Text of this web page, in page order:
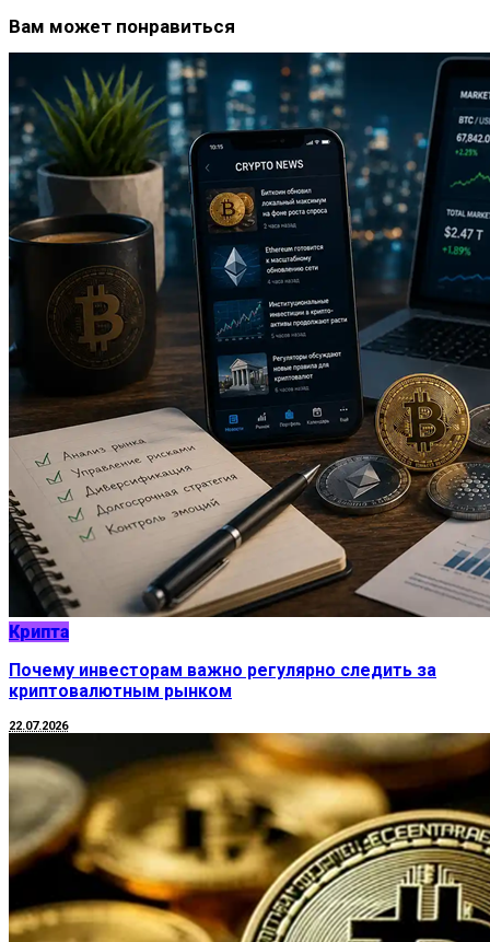
Вам может понравиться
Крипта
Почему инвесторам важно регулярно следить за
криптовалютным рынком
22.07.2026